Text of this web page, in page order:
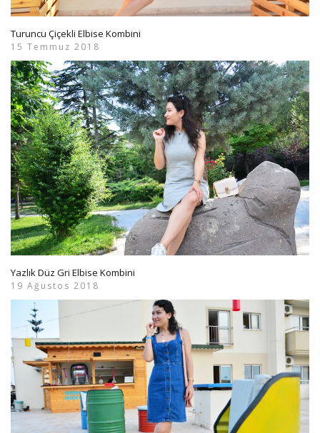
Turuncu Çiçekli Elbise Kombini
15 Temmuz 2018
Yazlık Düz Gri Elbise Kombini
19 Ağustos 2018